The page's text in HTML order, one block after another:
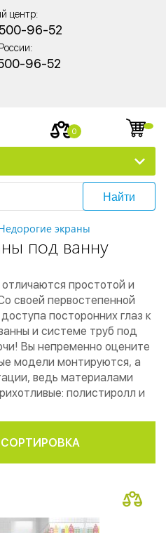
центр:
96-52
96-52
0
Найти
экраны
под ванну
простотой и
своей первостепенной
посторонних глаз к
и системе труб под
Вы непременно оцените
модели монтируются, а
ведь материалами
полистиролл и